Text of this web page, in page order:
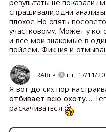
результаты не
спрашивали,одни
плохое.Но опять
участковому. Может у
и все мои знакомые в
пойдём. Фикция и
RARitet пт, 17/11/
Я вот до сих пор
отбивает всю охоту...
раскачиваться